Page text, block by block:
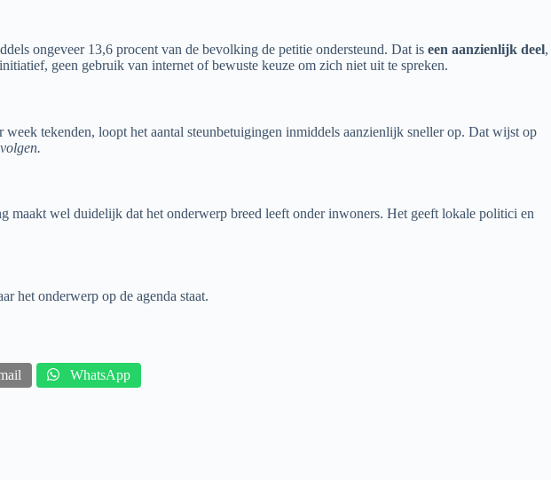
ongeveer 13,6 procent van de bevolking de petitie ondersteund. Dat is een aanzienlijk deel,
geen gebruik van internet of bewuste keuze om zich niet uit te spreken.
tekenden, loopt het aantal steunbetuigingen inmiddels aanzienlijk sneller op. Dat wijst op
wel duidelijk dat het onderwerp breed leeft onder inwoners. Het geeft lokale politici en
het onderwerp op de agenda staat.
WhatsApp